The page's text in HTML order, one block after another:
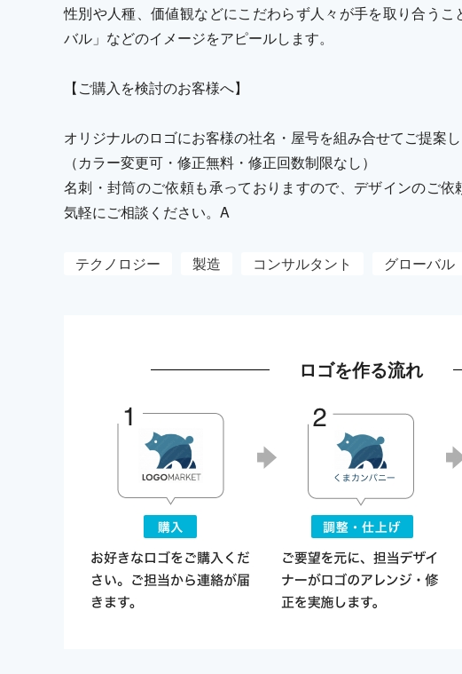
性別や人種、価値観などにこだわらず人々が手を取り合う
バル」などのイメージをアピールします。
【ご購入を検討のお客様へ】
オリジナルのロゴにお客様の社名・屋号を組み合せてご提案し
（カラー変更可・修正無料・修正回数制限なし）
名刺・封筒のご依頼も承っておりますので、デザインのご
気軽にご相談ください。A
テクノロジー 製造 コンサルタント グローバル
ロゴを作る流れ